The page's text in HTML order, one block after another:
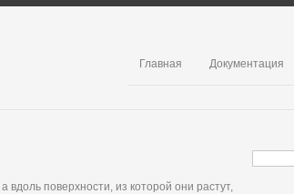
Главная Документация
вдоль поверхности, из которой они растут,